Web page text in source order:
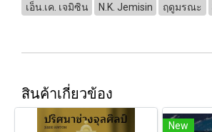
เอ็น.เค. เจมิซิน N.K. Jemisin ฤดูมรณะ
สินค้าเกี่ยวข้อง
New